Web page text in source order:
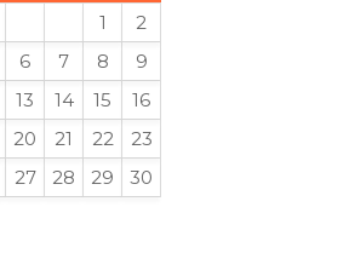
1
2
6 7 8
9
13 14 15
16
20 21 22
23
27 28 29
30